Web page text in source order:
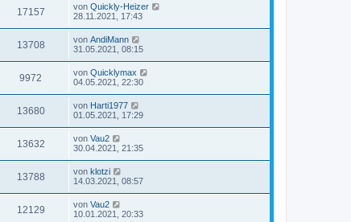
17157 von Quickly-Heizer
28.11.2021, 17:43
13708 von AndiMann
31.05.2021, 08:15
9972 von Quicklymax
04.05.2021, 22:30
13680 von Harti1977
01.05.2021, 17:29
13632 von Vau2
30.04.2021, 21:35
13788 von klotzi
14.03.2021, 08:57
12129 von Vau2
10.01.2021, 20:33